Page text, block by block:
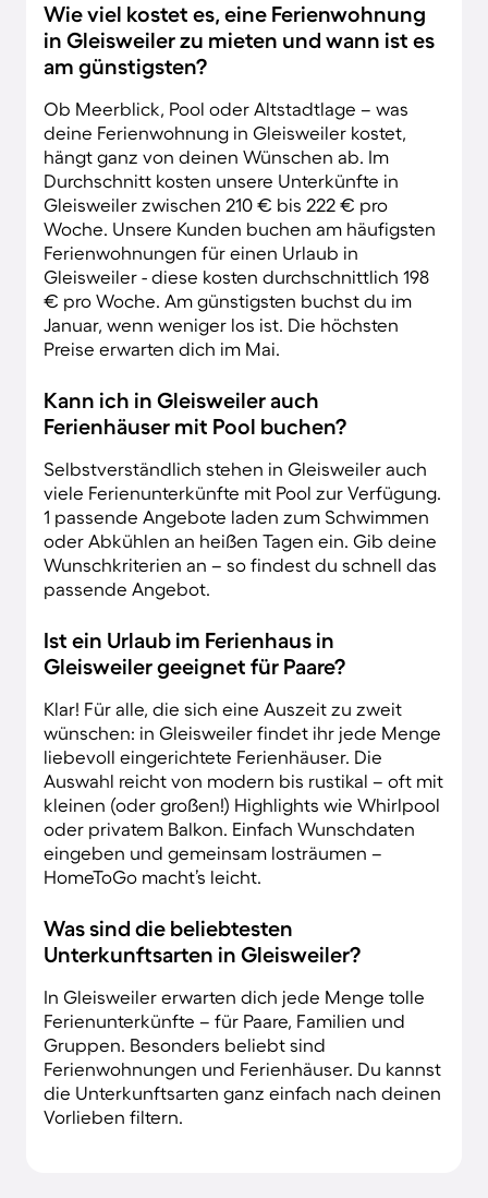
Wie viel kostet es, eine Ferienwohnung
in Gleisweiler zu mieten und wann ist es
am günstigsten?
Ob Meerblick, Pool oder Altstadtlage – was
deine Ferienwohnung in Gleisweiler kostet,
hängt ganz von deinen Wünschen ab. Im
Durchschnitt kosten unsere Unterkünfte in
Gleisweiler zwischen 210 € bis 222 € pro
Woche. Unsere Kunden buchen am häufigsten
Ferienwohnungen für einen Urlaub in
Gleisweiler - diese kosten durchschnittlich 198
€ pro Woche. Am günstigsten buchst du im
Januar, wenn weniger los ist. Die höchsten
Preise erwarten dich im Mai.
Kann ich in Gleisweiler auch
Ferienhäuser mit Pool buchen?
Selbstverständlich stehen in Gleisweiler auch
viele Ferienunterkünfte mit Pool zur Verfügung.
1 passende Angebote laden zum Schwimmen
oder Abkühlen an heißen Tagen ein. Gib deine
Wunschkriterien an – so findest du schnell das
passende Angebot.
Ist ein Urlaub im Ferienhaus in
Gleisweiler geeignet für Paare?
Klar! Für alle, die sich eine Auszeit zu zweit
wünschen: in Gleisweiler findet ihr jede Menge
liebevoll eingerichtete Ferienhäuser. Die
Auswahl reicht von modern bis rustikal – oft mit
kleinen (oder großen!) Highlights wie Whirlpool
oder privatem Balkon. Einfach Wunschdaten
eingeben und gemeinsam losträumen –
HomeToGo macht’s leicht.
Was sind die beliebtesten
Unterkunftsarten in Gleisweiler?
In Gleisweiler erwarten dich jede Menge tolle
Ferienunterkünfte – für Paare, Familien und
Gruppen. Besonders beliebt sind
Ferienwohnungen und Ferienhäuser. Du kannst
die Unterkunftsarten ganz einfach nach deinen
Vorlieben filtern.